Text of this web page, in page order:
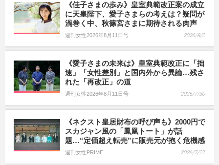
《佳子さまの歩み》皇室典範改正案の成立
に天皇陛下、愛子さまらの考えは？疑問が
渦巻く中、秋篠宮さまに期待される肉声
週刊女性2026年8月11日号 2026/8/2
《愛子さまの未来は》皇室典範改正に「拙
速」「女性差別」と国内外から異論…残さ
れた「再改正」の道
週刊女性2026年8月11日号 2026/7/30
《ネクスト皇居財布の呼び声も》2000円で
スカジャン風の「鳳凰トート」が話
題…“定価超え転売”に販売元が抱く危機感
週刊女性PRIME 2026/7/27